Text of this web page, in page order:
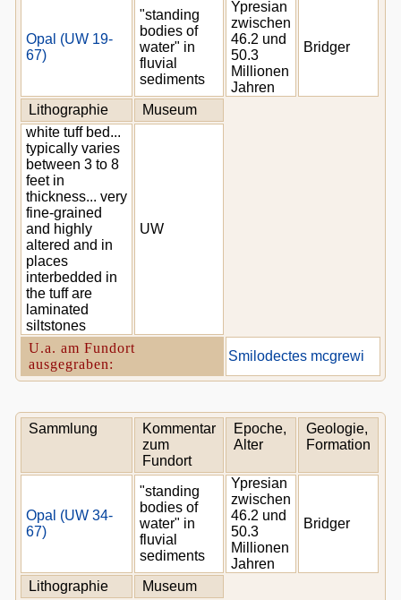
Opal (UW 19-
67)
"standing
bodies of
water" in
fluvial
sediments
Ypresian
zwischen
46.2 und
50.3
Millionen
Jahren
Bridger
Lithographie
Museum
white tuff bed...
typically varies
between 3 to 8
feet in
thickness... very
fine-grained
and highly
altered and in
places
interbedded in
the tuff are
laminated
siltstones
UW
U.a. am Fundort
ausgegraben:
Smilodectes mcgrewi
Sammlung
Kommentar
zum
Fundort
Epoche,
Alter
Geologie,
Formation
Opal (UW 34-
67)
"standing
bodies of
water" in
fluvial
sediments
Ypresian
zwischen
46.2 und
50.3
Millionen
Jahren
Bridger
Lithographie
Museum